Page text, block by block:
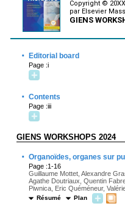
Copyright ©
par Elsevier
GIENS
· Editorial board
Page :i
· Contents
Page :iii
GIENS WORKSHOPS 2024
· Organoïdes, organes sur
Page :1-16
Guillaume Mottet, Alexandre
Agathe Doutriaux, Quentin
Piwnica, Eric Quéméneur,
Résumé Plan